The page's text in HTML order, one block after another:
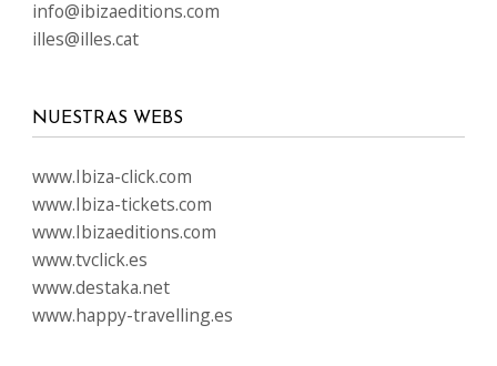
info@ibizaeditions.com
illes@illes.cat
NUESTRAS WEBS
www.Ibiza-click.com
www.Ibiza-tickets.com
www.Ibizaeditions.com
www.tvclick.es
www.destaka.net
www.happy-travelling.es